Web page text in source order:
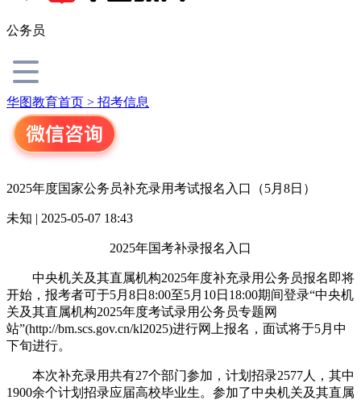
公务员
华图教育首页 > 招考信息
2025年度国家公务员补充录用考试报名入口（5月8日）
未知 | 2025-05-07 18:43
2025年国考补录报名入口
中央机关及其直属机构2025年度补充录用公务员报名即将
开始，报考者可于5月8日8:00至5月10日18:00期间登录“中央机
关及其直属机构2025年度考试录用公务员专题网
站”(http://bm.scs.gov.cn/kl2025)进行网上报名，面试将于5月中
下旬进行。
本次补充录用共有27个部门参加，计划招录2577人，其中
1900余个计划招录应届高校毕业生。参加了中央机关及其直属